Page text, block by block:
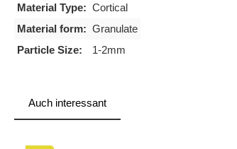
Material Type: Cortical
Material form: Granulate
Particle Size:
1-2mm
Auch interessant